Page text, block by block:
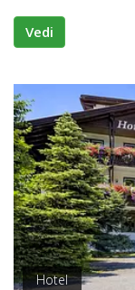
Vedi
Hotel